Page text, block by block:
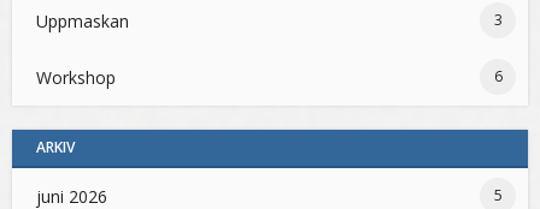
Uppmaskan 3
Workshop 6
ARKIV
juni 2026 5